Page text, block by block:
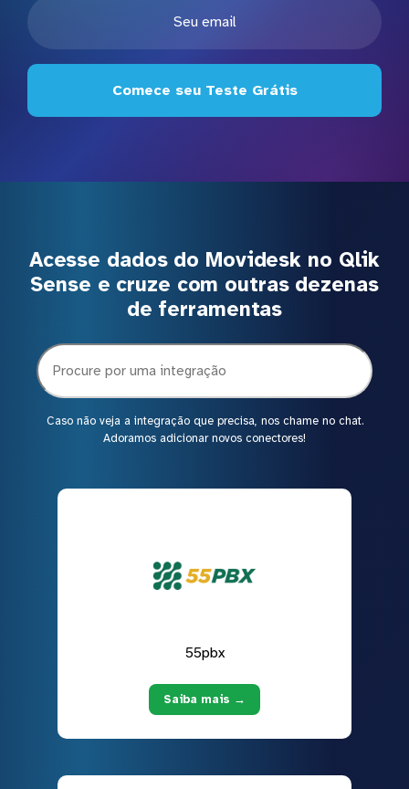
Comece seu Teste Grátis
Acesse dados do Movidesk no Qlik
Sense e cruze com outras dezenas
de ferramentas
Caso não veja a integração que precisa, nos chame no chat.
Adoramos adicionar novos conectores!
55pbx
Saiba mais →